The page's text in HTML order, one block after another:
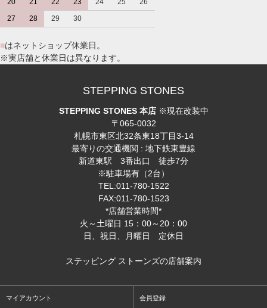
27
28 29 30
■はネットショップ休業日。
※実店舗と休業日は異なります。
STEPPING STONES
STEPPING STONES 本店※現在改装中
〒065-0032
札幌市東区北32条東18丁目3-14
最寄りの交通機関 : 地下鉄東豊線
新道東駅 3番出口 徒歩7分
※駐車場有（2台）
TEL:011-780-1522
FAX:011-780-1523
*店舗営業時間*
火～土曜日 15：00～20：00
日、祝日、月曜日 定休日
ステッピング ストーンズの店舗案内
マイアカウント 会員登録